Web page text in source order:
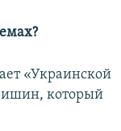
«Украинской
который